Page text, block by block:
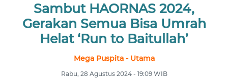
Sambut HAORNAS 2024,
Gerakan Semua Bisa Umrah
Helat ‘Run to Baitullah’
Mega Puspita - Utama
Rabu, 28 Agustus 2024 - 19:09 WIB
UTAMA
NUSANTARA